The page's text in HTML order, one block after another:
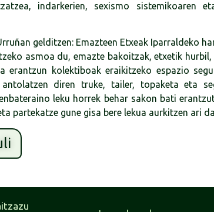
indarkerien, sexismo sistemikoaren
gelditzen: Emazteen Etxeak Iparraldeko
asmoa du, emazte bakoitzak, etxetik
erantzun kolektiboak eraikitzeko espazio
antolatzen diren truke, tailer, topaketa eta
leku horrek behar sakon bati
partekatze gune gisa bere lekua aurkitzen ari